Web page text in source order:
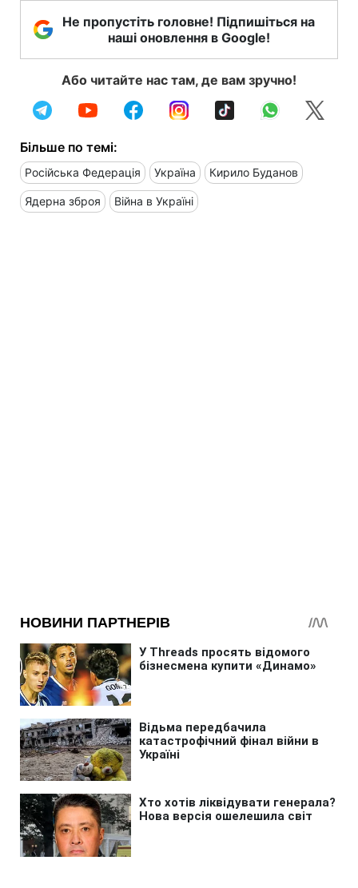
Не пропустіть головне! Підпишіться на
наші оновлення в Google!
Або читайте нас там, де вам зручно!
Більше по темі:
Російська Федерація Україна Кирило Буданов
Ядерна зброя Війна в Україні